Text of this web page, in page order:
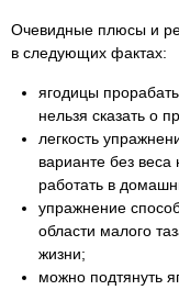
Очевидные плюсы и
в следующих фактах:
ягодицы
нельзя сказать о
легкость
варианте без
работать в
упражнение
области малого
жизни;
можно подтянуть